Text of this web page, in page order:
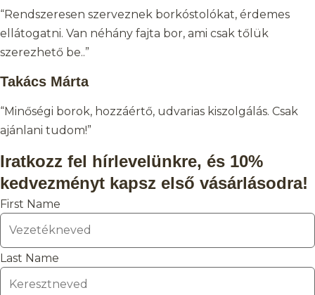
“Rendszeresen szerveznek borkóstolókat, érdemes
ellátogatni. Van néhány fajta bor, ami csak tőlük
szerezhető be..”
Takács Márta
“Minőségi borok, hozzáértő, udvarias kiszolgálás. Csak
ajánlani tudom!”
Iratkozz fel hírlevelünkre, és 10%
kedvezményt kapsz első vásárlásodra!
First Name
Last Name